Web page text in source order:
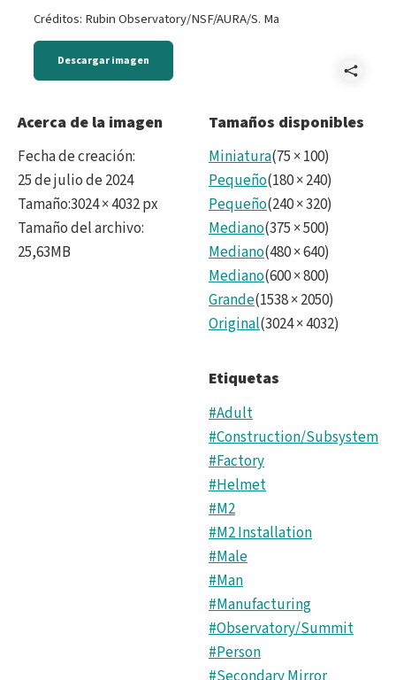
Créditos: Rubin Observatory/NSF/AURA/S. Ma
Descargar imagen
G
Acerca de la imagen
Fecha de creación:
25 de julio de 2024
Tamaño:3024 × 4032 px
Tamaño del archivo:
25,63MB
Tamaños disponibles
Miniatura(75 ×100)
Pequeño(180×240)
Pequeño(240×320)
Mediano(375 ×500)
Mediano(480×640)
Mediano(600×800)
Grande(1538×2050)
Original(3024×4032)
Etiquetas
#Adult
#Construction/Subsystem
#Factory
#Helmet
#M2
#M2 Installation
#Male
#Man
#Manufacturing
#Observatory/Summit
#Person